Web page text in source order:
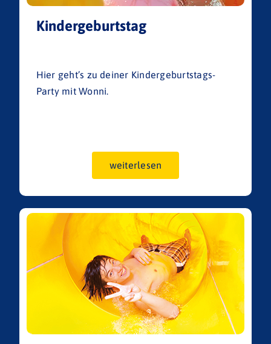
Kindergeburtstag
Hier geht’s zu deiner Kindergeburtstags-
Party mit Wonni.
weiterlesen